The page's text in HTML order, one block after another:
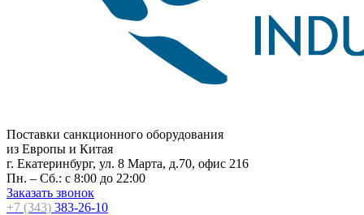
Поставки санкционного оборудования
из Европы и Китая
г. Екатеринбург, ул. 8 Марта, д.70, офис 216
Пн. – Сб.: с 8:00 до 22:00
Заказать звонок
+7 (343) 383-26-10